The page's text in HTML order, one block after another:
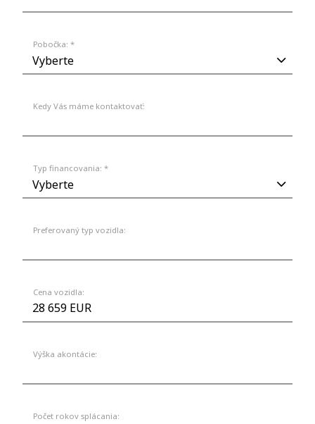
Pobočka: *
Kedy Vás máme kontaktovať:
Typ financovania: *
Preferovaný typ vozidla:
Cena vozidla:
Výška akontácie:
Počet rokov splácania: